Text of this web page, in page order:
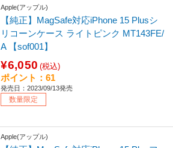
Apple(アップル)
【純正】MagSafe対応iPhone 15 Plusシ
リコーンケース ライトピンク MT143FE/
A 【sof001】
¥6,050 (税込)
ポイント：61
発売日：2023/09/13発売
数量限定
Apple(アップル)